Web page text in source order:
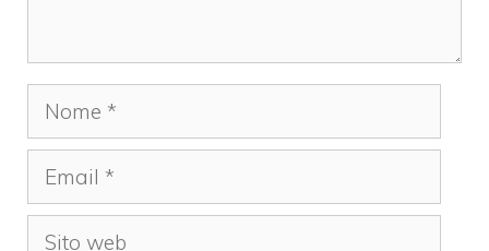
Nome
Email
Sito